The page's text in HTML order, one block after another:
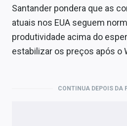
Santander pondera que as
atuais nos EUA seguem
produtividade acima do
estabilizar os preços após o
CONTINUA DEPOIS DA